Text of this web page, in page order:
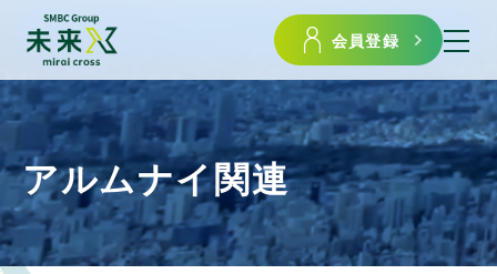
会員登録
アルムナイ関連